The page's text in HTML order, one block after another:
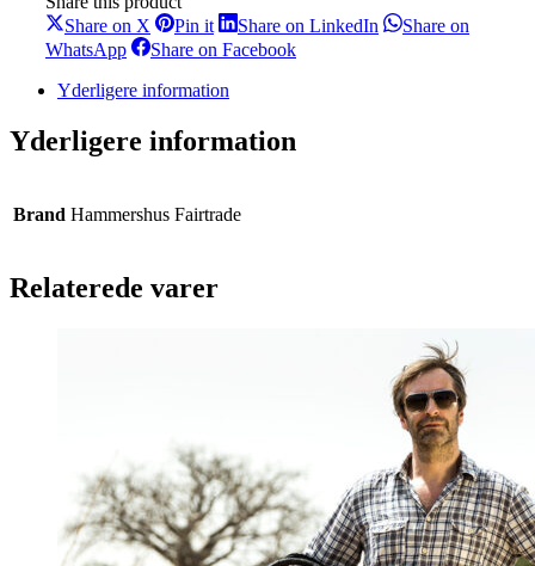
Share on X Share
on
X
Pin itShare
on
Pinterest
Share on LinkedIn ShareShare on
WhatsAppShare
WhatsApp
Share on FacebookShare
Yderligere information
Yderligere information
Brand Hammershus Fairtrade
Relaterede varer